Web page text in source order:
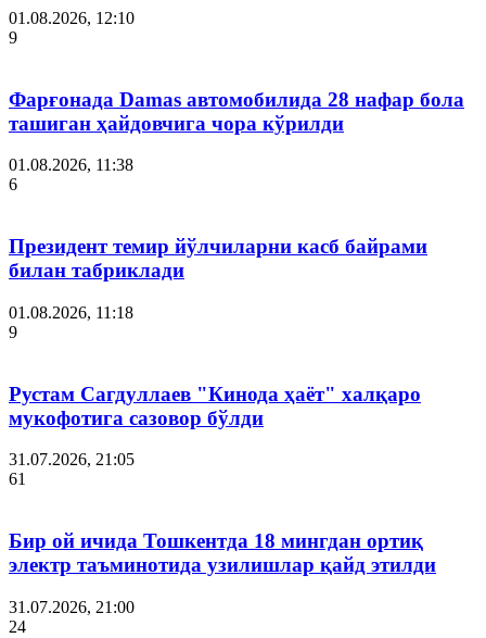
01.08.2026, 12:10
9
Фарғонада Damas автомобилида 28 нафар бола
ташиган ҳайдовчига чора кўрилди
01.08.2026, 11:38
6
Президент темир йўлчиларни касб байрами
билан табриклади
01.08.2026, 11:18
9
Рустам Сагдуллаев "Кинода ҳаёт" халқаро
мукофотига сазовор бўлди
31.07.2026, 21:05
61
Бир ой ичида Тошкентда 18 мингдан ортиқ
электр таъминотида узилишлар қайд этилди
31.07.2026, 21:00
24